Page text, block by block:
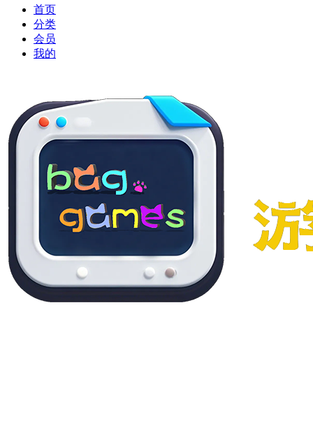
首页
分类
会员
我的